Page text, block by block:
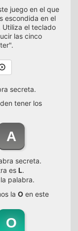
juego en el que
escondida en el
Utiliza el teclado
las cinco
secreta.
tener los
A
secreta.
es L.
palabra.
la O en este
O